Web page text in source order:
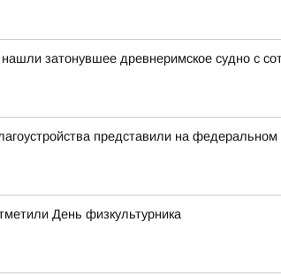
затонувшее древнеримское судно с
представили на
День физкультурника